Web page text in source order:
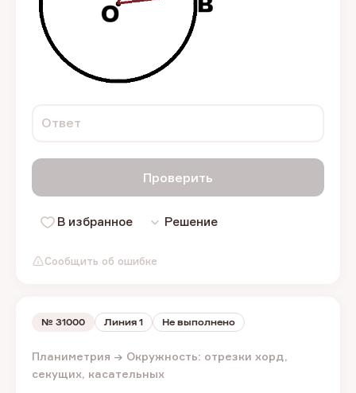
Сообщить об ошибке
Ответ
Проверить
В избранное Решение
№ 31000 Линия 1 Не выполнено
Планиметрия → Окружность: отрезки хорд,
секущих, касательных